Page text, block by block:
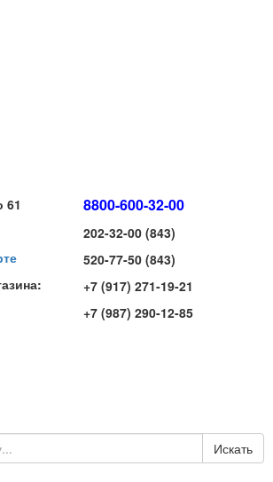
61
8800-600-32-00
202-32-00 (843)
520-77-50 (843)
+7 (917) 271-19-21
+7 (987) 290-12-85
Искать